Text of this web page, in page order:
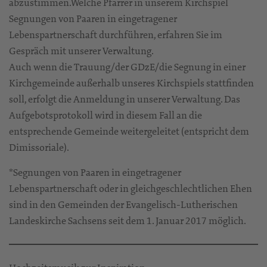
Segnungen von Paaren in eingetragener
Lebenspartnerschaft durchführen, erfahren Sie im
Gespräch mit unserer Verwaltung.
Auch wenn die Trauung/der GDzE/die Segnung in einer
Kirchgemeinde außerhalb unseres Kirchspiels stattfinden
soll, erfolgt die Anmeldung in unserer Verwaltung. Das
Aufgebotsprotokoll wird in diesem Fall an die
entsprechende Gemeinde weitergeleitet (entspricht dem
Dimissoriale).
*Segnungen von Paaren in eingetragener
Lebenspartnerschaft oder in gleichgeschlechtlichen Ehen
sind in den Gemeinden der Evangelisch-Lutherischen
Landeskirche Sachsens seit dem 1. Januar 2017 möglich.